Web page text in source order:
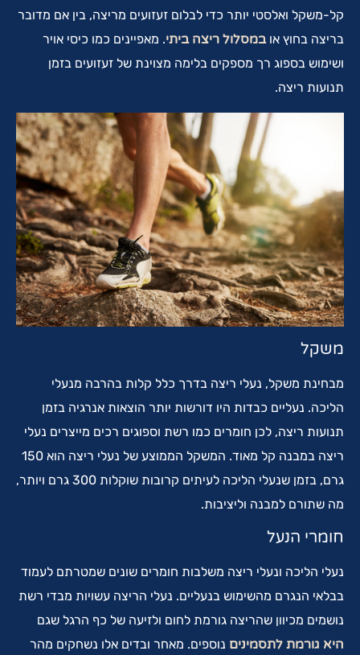
קל-משקל ואלסטי יותר כדי לבלום זעזועים מריצה, בין אם מדובר
בריצה בחוץ אובמסלול ריצה ביתי. מאפיינים כמו כיסי אויר
ושימוש בספוג רך מספקים בלימה מצוינת של זעזועים בזמן
תנועות ריצה.
משקל
מבחינת משקל, נעלי ריצה בדרך כלל קלות בהרבה מנעלי
הליכה. נעליים כבדות היו דורשות יותר הוצאות אנרגיה בזמן
תנועות ריצה, לכן חומרים כמו רשת וספוגים רכים מייצרים נעלי
ריצה במבנה קל מאוד. המשקל הממוצע של נעלי ריצה הוא 150
גרם, בזמן שנעלי הליכה לעיתים קרובות שוקלות 300 גרם ויותר,
מה שתורם למבנה וליציבות.
חומרי הנעל
נעלי הליכה ונעלי ריצה משלבות חומרים שונים שמטרתם לעמוד
בבלאי הנגרם מהשימוש בנעליים. נעלי הריצה עשויות מבדי רשת
נושמים מכיוון שהריצה גורמת לחום ולזיעה של כף הרגל שגם
היא גורמת לתסמינים נוספים. מאחר ובדים אלו נשחקים מהר